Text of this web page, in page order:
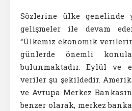
Sözlerine ülke genelinde
gelişmeler ile devam
“Ülkemiz ekonomik
günlerde önemli
bulunmaktadır. Eylül ve
veriler şu şekildedir.
ve Avrupa Merkez
benzer olarak, merkez